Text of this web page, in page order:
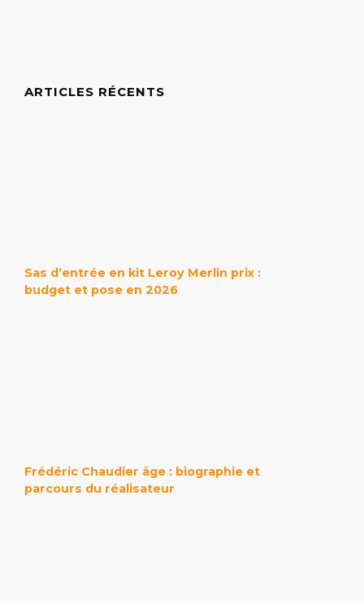
ARTICLES RÉCENTS
Sas d’entrée en kit Leroy Merlin prix :
budget et pose en 2026
Frédéric Chaudier âge : biographie et
parcours du réalisateur